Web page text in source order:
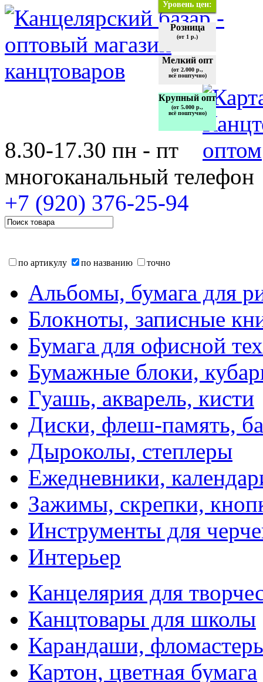
Уровень цен:
Розница
(от 1 р.)
Мелкий опт
(от 2.000 р.,
всё поштучно)
Крупный опт
(от 5.000 р.,
всё поштучно)
8.30-17.30 пн - пт
многоканальный телефон
+7 (920) 376-25-94
по артикулу по названию точно
Альбомы, бумага для
Блокноты, записные
Бумага для офисной
Бумажные блоки,
Гуашь, акварель, кисти
Диски, флеш-память,
Дыроколы, степлеры
Ежедневники,
Зажимы, скрепки,
Инструменты для
Интерьер
Канцелярия для
Канцтовары для школы
Карандаши,
Картон, цветная бумага